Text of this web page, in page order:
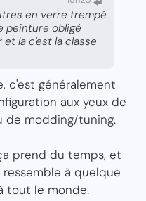
en verre trempé
peinture obligé
la c'est la classe
c'est généralement
aux yeux de
de modding/tuning.
prend du temps, et
à quelque
tout le monde.